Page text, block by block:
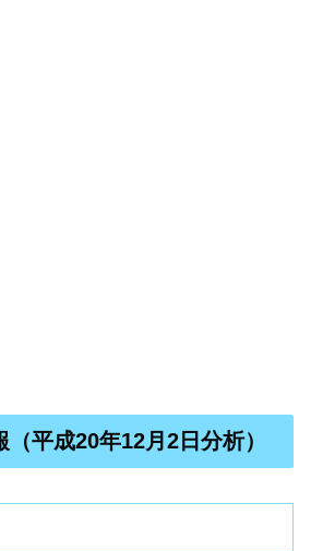
平成20年12月2日分析）